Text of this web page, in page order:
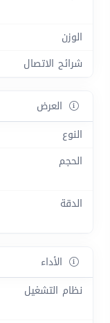
الوزن
شرائح الاتصال
العرض
النوع
الحجم
الدقة
الأداء
نظام التشغيل